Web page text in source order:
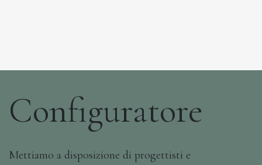
Configuratore
Mettiamo a disposizione di progettisti e